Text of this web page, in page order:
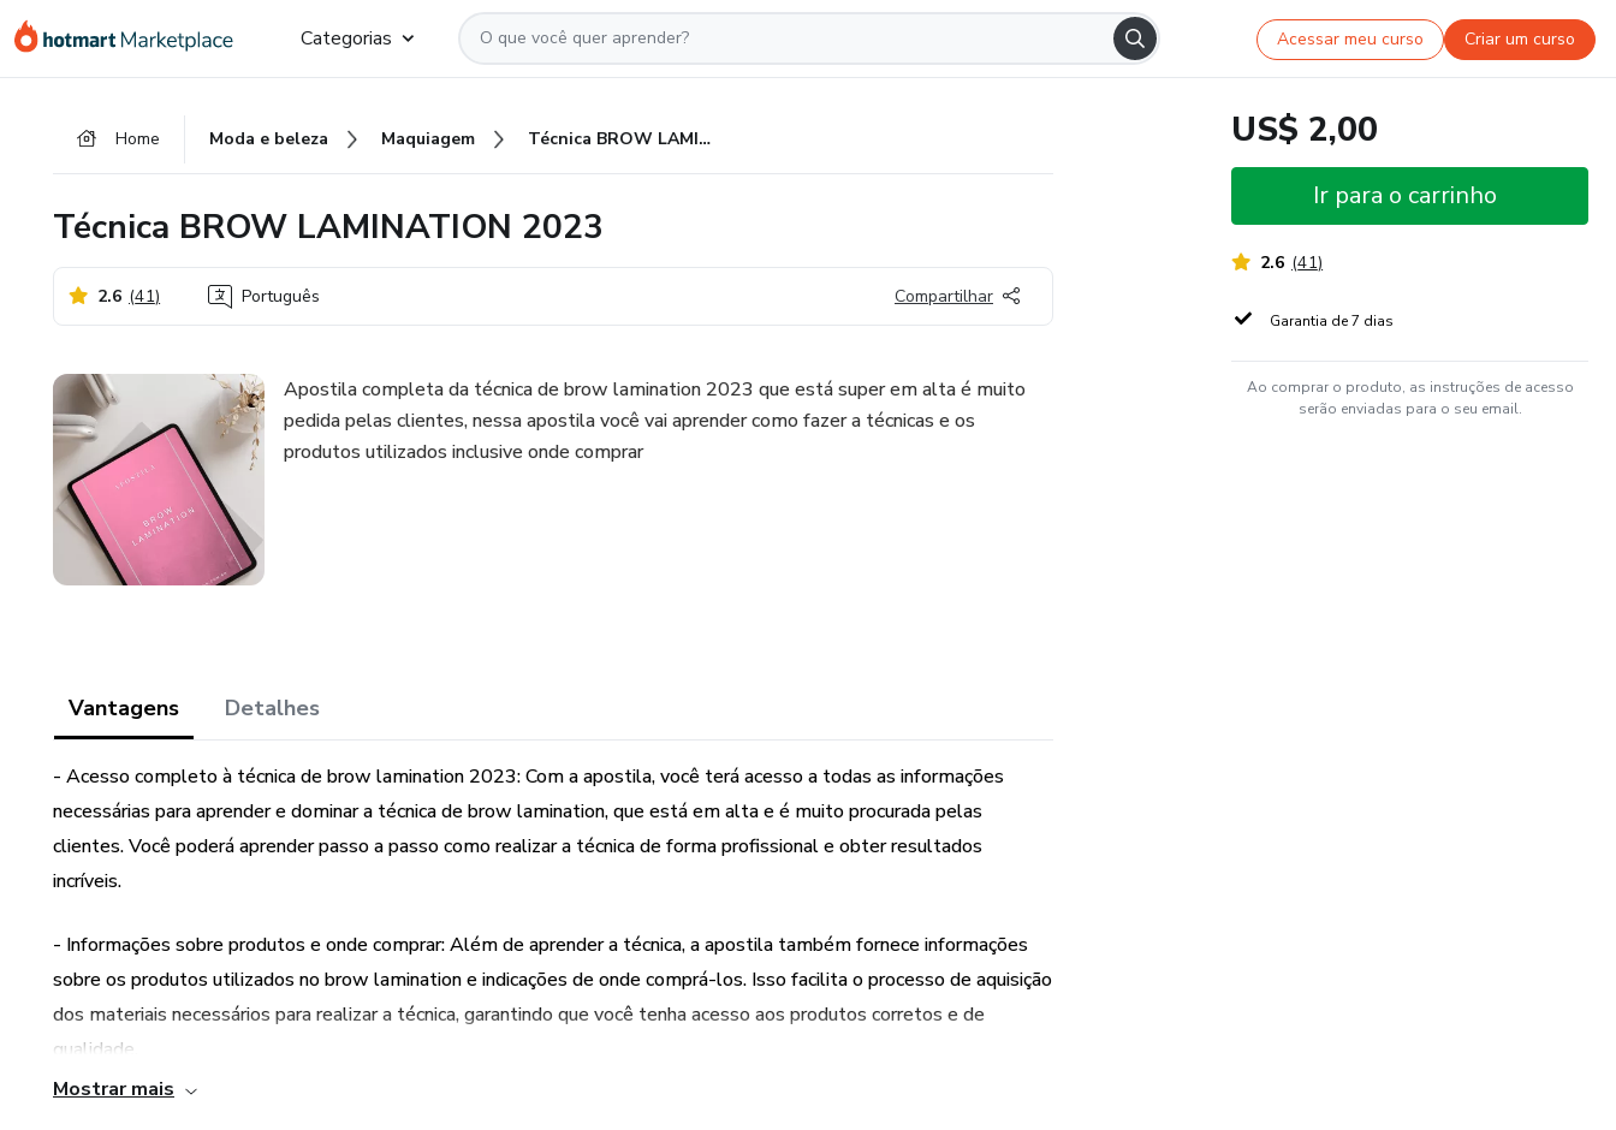
para
para
para
Categorias Acessar meu curso Criar um curso
Home Moda e beleza Maquiagem Técnica BROW LAMINATION 2023
Técnica BROW LAMINATION 2023
2.6 (41) Português Compartilhar
Apostila completa da técnica de brow lamination 2023 que está super em alta é muito
pedida pelas clientes, nessa apostila você vai aprender como fazer a técnicas e os
produtos utilizados inclusive onde comprar
Vantagens Detalhes
- Acesso completo à técnica de brow lamination 2023: Com a apostila, você terá acesso a todas as informações
necessárias para aprender e dominar a técnica de brow lamination, que está em alta e é muito procurada pelas
clientes. Você poderá aprender passo a passo como realizar a técnica de forma profissional e obter resultados
incríveis.
- Informações sobre produtos e onde comprar: Além de aprender a técnica, a apostila também fornece informações
sobre os produtos utilizados no brow lamination e indicações de onde comprá-los. Isso facilita o processo de aquisição
dos materiais necessários para realizar a técnica, garantindo que você tenha acesso aos produtos corretos e de
qualidade.
Mostrar mais
US$ 2,00
Ir para o carrinho
2.6 (41)
Garantia de 7 dias
Ao comprar o produto, as instruções de acesso
serão enviadas para o seu email.